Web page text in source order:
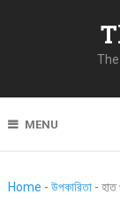
MENU
Home - উপকারিতা- হাত